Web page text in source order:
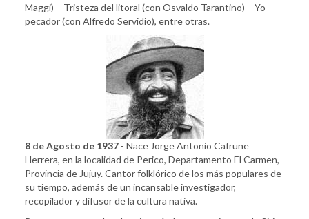
Maggi) – Tristeza del litoral (con Osvaldo Tarantino) – Yo
pecador (con Alfredo Servidio), entre otras.
8 de Agosto de 1937 - Nace Jorge Antonio Cafrune
Herrera, en la localidad de Perico, Departamento El Carmen,
Provincia de Jujuy. Cantor folklórico de los más populares de
su tiempo, además de un incansable investigador,
recopilador y difusor de la cultura nativa.